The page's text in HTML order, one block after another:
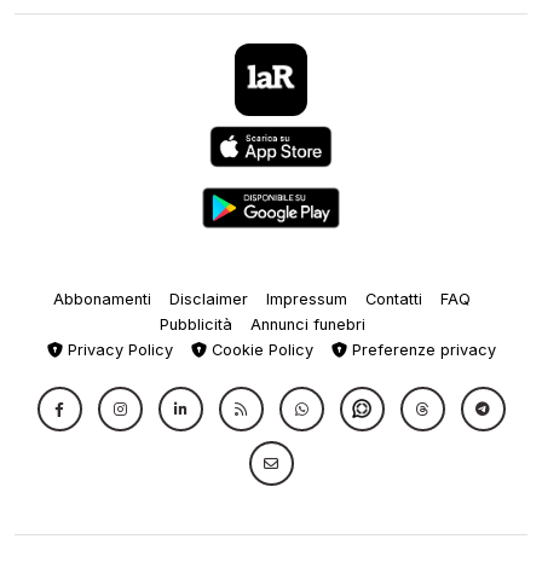
Abbonamenti Disclaimer Impressum Contatti
FAQ
Pubblicità
Annunci funebri
Privacy Policy
Cookie Policy Preferenze privacy